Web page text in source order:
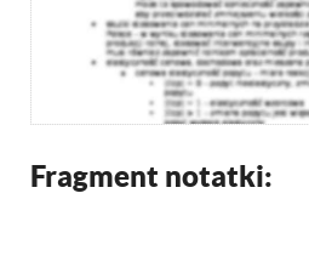
Fragment notatki: